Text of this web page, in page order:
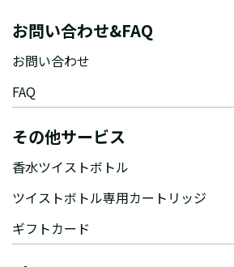
お問い合わせ&FAQ
お問い合わせ
FAQ
その他サービス
香水ツイストボトル
ツイストボトル専用カートリッジ
ギフトカード